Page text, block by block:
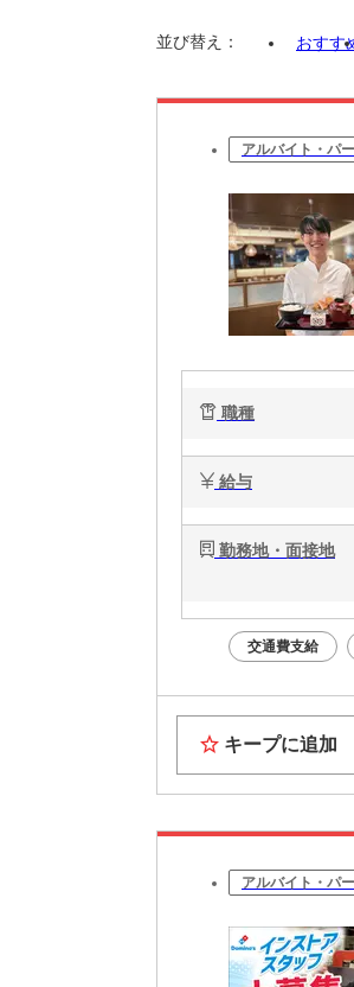
並び替え： おすす
アルバイト・パ
職種
給与
勤務地・面接地
交通費支給
キープに追加
アルバイト・パ